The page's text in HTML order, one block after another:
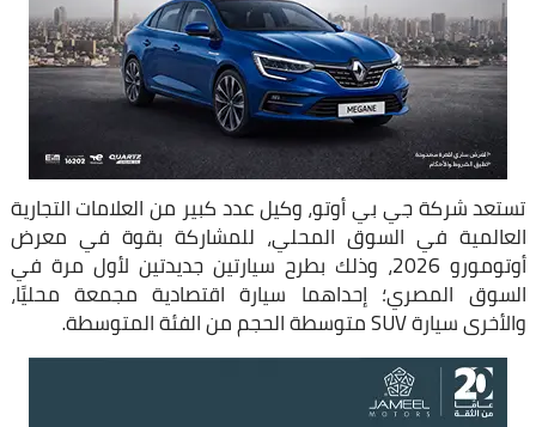
تستعد شركة جي بي أوتو، وكيل عدد كبير من العلامات التجارية
العالمية في السوق المحلي، للمشاركة بقوة في معرض
أوتومورو 2026، وذلك بطرح سيارتين جديدتين لأول مرة في
السوق المصري؛ إحداهما سيارة اقتصادية مجمعة محليًا،
والأخرى سيارة SUV متوسطة الحجم من الفئة المتوسطة.